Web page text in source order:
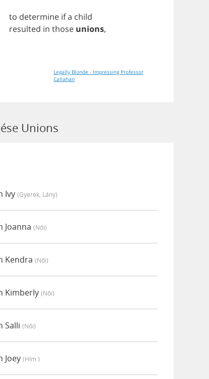
to determine ifa child
resulted in those unions,
Legally Blonde - Impressing Professor
Callahan
Unions
Ivy (gyerek, Lány)
Joanna (női)
Kendra (női)
Kimberly (női)
Salli (női)
Joey (hím )